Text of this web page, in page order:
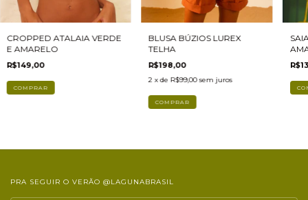
CROPPED ATALAIA VERDE
E AMARELO
R$149,00
BLUSA BÚZIOS LUREX
TELHA
R$198,00
2 x de R$99,00 sem juros
PRA SEGUIR O VERÃO @LAGUNABRASIL